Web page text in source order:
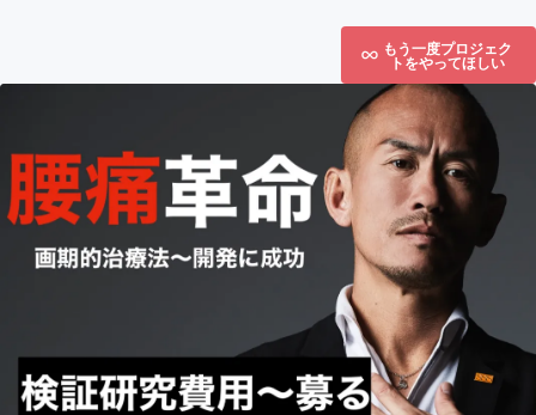
もう一度プロジェク
トをやってほしい